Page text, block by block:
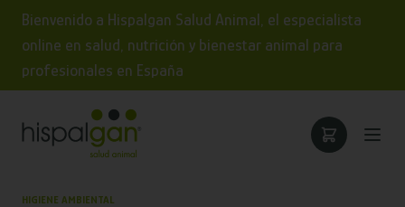
Bienvenido a Hispalgan Salud Animal, el especialista
online en salud, nutrición y bienestar animal para
profesionales en España
HIGIENE AMBIENTAL